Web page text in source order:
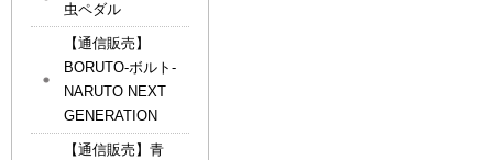
虫ペダル
【通信販売】
BORUTO-ボルト-
NARUTO NEXT
GENERATION
【通信販売】青